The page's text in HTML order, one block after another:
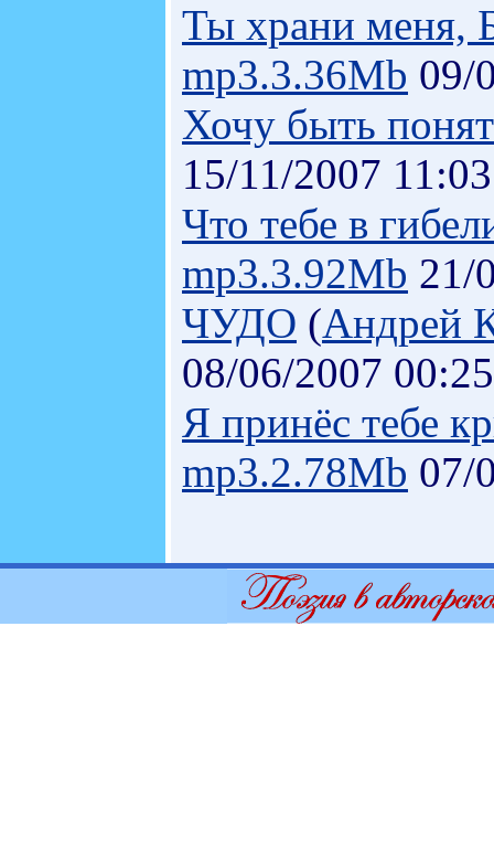
Ты храни меня,
mp3.3.36Mb 09/
Хочу быть
15/11/2007 11:03
Что тебе в
mp3.3.92Mb 21/
ЧУДО (Андрей
08/06/2007 00:25
Я принёс тебе
mp3.2.78Mb 07/